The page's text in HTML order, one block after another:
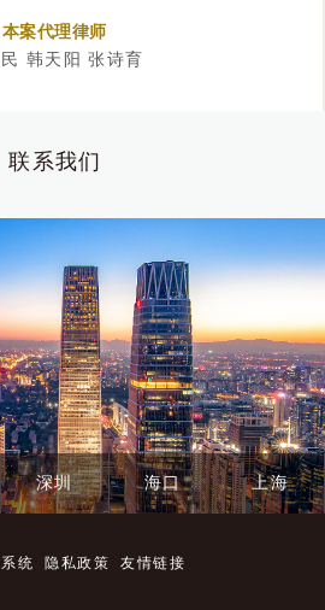
本案代理律师
韩天阳 张诗育
联系我们
深圳 海口 上海
统 隐私政策 友情链接